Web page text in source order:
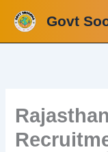
content
Govt